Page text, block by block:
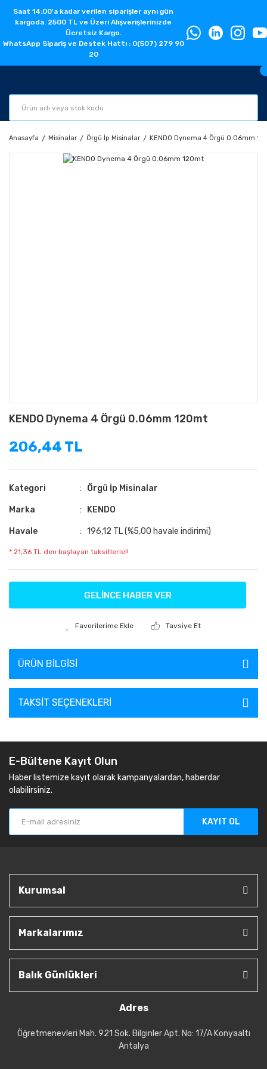
Saat 14:00'a kadar verilen siparişler aynı gün
kargoda. 2500 TL ve Üzeri Alışverişlerinizde
Ücretsiz Kargo.
WhatsApp Sipariş ve Destek Hattı : 0(507) 279 90
20
Anasayfa Misinalar Örgü İp Misinalar KENDO Dynema 4 Örgü 0.06mm
KENDO Dynema 4 Örgü 0.06mm 120mt
206,44 TL
Kategori Örgü İp Misinalar
Marka KENDO
Havale 196,12 TL (%5,00 havale indirimi)
* 21,36 TL den başlayan taksitlerle!!
GELİNCE HABER VER
Tavsiye Et
ÜRÜN BILGISI
TAKSIT SEÇENEKLERI
E-Bültene Kayıt Olun
Haber listemize kayıt olarak kampanyalardan, haberdar
olabilirsiniz.
KAYIT OL
Kurumsal
Markalarımız
Balık Günlükleri
Adres
Öğretmenevleri Mah. 921 Sok. Bilginler Apt. No: 17/A Konyaaltı
Antalya